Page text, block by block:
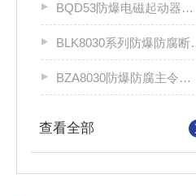
BQD53防爆电磁起动器（Ⅱ B、Ⅱ C）
BLK8030系列防爆防腐断路器
BZA8030防爆防腐主令控制器
查看全部